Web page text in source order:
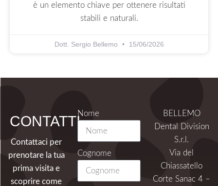
è un elemento chiave per ottenere risultati
stabili e naturali.
Dott. Sergio Bellemo 15/06/2026
CONTATTI
Contattaci per
prenotare la tua
prima visita e
scoprire come
Nome
Cognome
BELLEMO
Dental Division
S.r.l.
Via del
Chiassatello
Corte Sanac 4 –